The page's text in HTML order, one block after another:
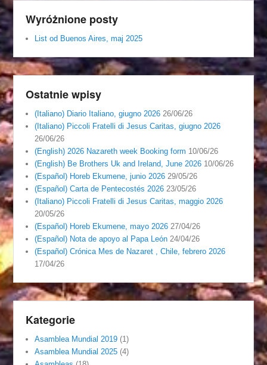
Wyróżnione posty
List od Buenos Aires, maj 2025
Ostatnie wpisy
(Italiano) Diario Italiano, giugno 2026 26/06/26
(Italiano) Piccoli Fratelli di Jesus Caritas, giugno 2026
26/06/26
(English) 2026 Nazareth week Booking form 10/06/26
(English) Be Brothers Uk and Ireland, June 2026 10/06/26
(Español) Horeb Ekumene, junio 2026 29/05/26
(Español) Carta de Pentecostés 2026 23/05/26
(Italiano) Piccoli Fratelli di Jesus Caritas, maggio 2026
20/05/26
(Español) Horeb Ekumene, mayo 2026 27/04/26
(Español) Nota de apoyo al Papa León 24/04/26
(Español) Crónica Mes de Nazaret , Chile, febrero 2026
17/04/26
Kategorie
Asamblea Mundial 2019 (1)
Asamblea Mundial 2025 (4)